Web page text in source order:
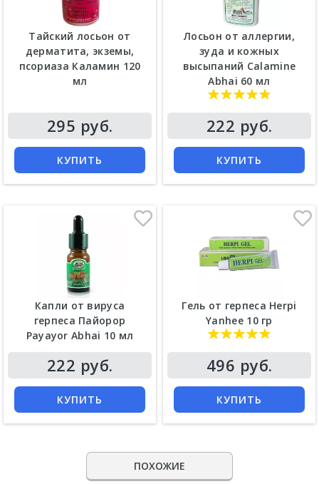
Тайский лосьон от
дерматита, экземы,
псориаза Каламин 120
мл
295 руб.
КУПИТЬ
Лосьон от аллергии,
зуда и кожных
высыпаний Calamine
Abhai 60 мл
222 руб.
КУПИТЬ
Капли от вируса
герпеса Пайорор
Payayor Abhai 10 мл
222 руб.
КУПИТЬ
Гель от герпеса Herpi
Yanhee 10 гр
496 руб.
КУПИТЬ
ПОХОЖИЕ